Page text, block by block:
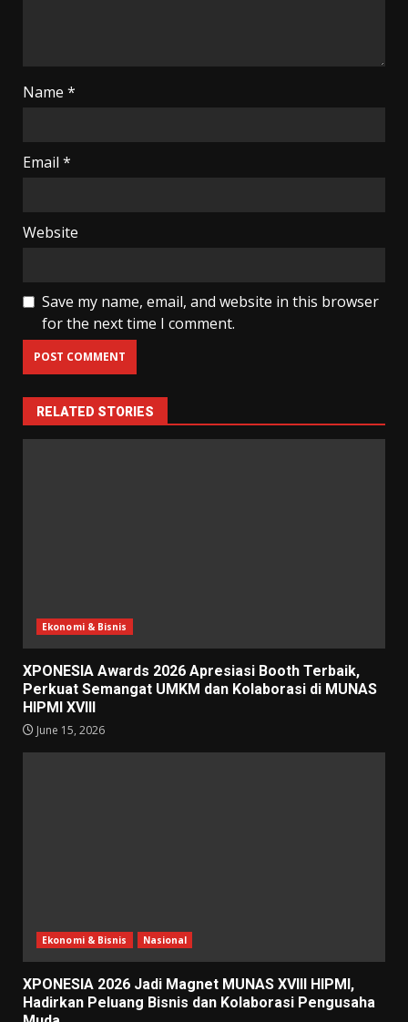
Name *
Email *
Website
Save my name, email, and website in this browser
for the next time I comment.
RELATED STORIES
Ekonomi & Bisnis
XPONESIA Awards 2026 Apresiasi Booth Terbaik,
Perkuat Semangat UMKM dan Kolaborasi di MUNAS
HIPMI XVIII
June 15, 2026
Ekonomi & Bisnis Nasional
XPONESIA 2026 Jadi Magnet MUNAS XVIII HIPMI,
Hadirkan Peluang Bisnis dan Kolaborasi Pengusaha